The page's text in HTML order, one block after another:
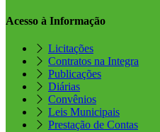
Acesso à Informação
Licitações
Contratos na Integra
Publicações
Diárias
Convênios
Leis Municipais
Prestação de Contas